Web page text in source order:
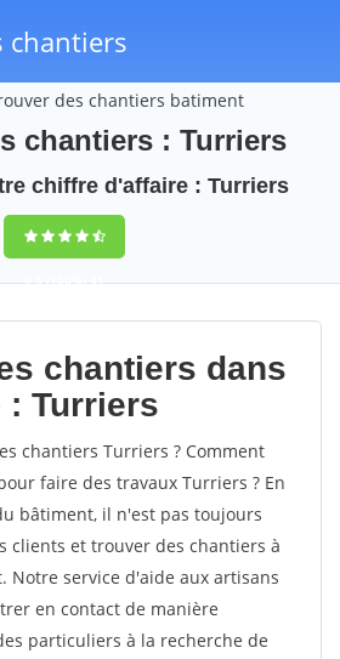
chantiers
des chantiers batiment
chantiers : Turriers
chiffre d'affaire : Turriers
9,5(100%)41
votes
chantiers dans
Turriers
chantiers Turriers ? Comment
faire des travaux Turriers ? En
bâtiment, il n'est pas toujours
clients et trouver des chantiers à
Notre service d'aide aux artisans
en contact de manière
particuliers à la recherche de